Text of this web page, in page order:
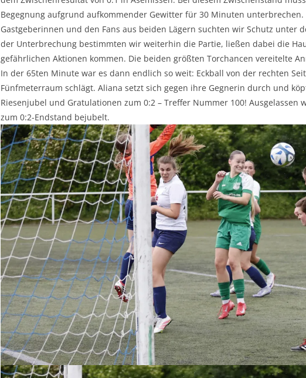
Begegnung aufgrund aufkommender Gewitter für 30 Minuten unterbrechen.
Gastgeberinnen und den Fans aus beiden Lägern suchten wir Schutz unter
der Unterbrechung bestimmten wir weiterhin die Partie, ließen dabei die
gefährlichen Aktionen kommen. Die beiden größten Torchancen vereitelte
In der 65ten Minute war es dann endlich so weit: Eckball von der rechten
Fünfmeterraum schlägt. Aliana setzt sich gegen ihre Gegnerin durch und
Riesenjubel und Gratulationen zum 0:2 – Treffer Nummer 100! Ausgelassen
zum 0:2-Endstand bejubelt.